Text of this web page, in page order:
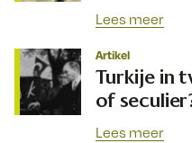
Lees meer
Artikel
Turkije in
of
Lees meer